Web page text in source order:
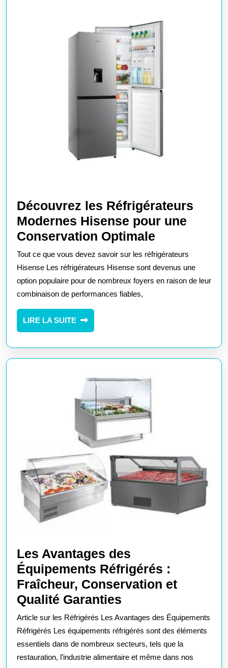
Découvrez les Réfrigérateurs
Modernes Hisense pour une
Conservation Optimale
les
Modernes
Optimale
Tout ce que vous devez savoir sur les réfrigérateurs
Hisense Les réfrigérateurs Hisense sont devenus une
option populaire pour de nombreux foyers en raison de leur
combinaison de performances fiables,
LIRE LA SUITE
LIRE
LA
Les Avantages des
Équipements Réfrigérés :
Fraîcheur, Conservation et
Qualité Garanties
Avantages
des
Équipements
Réfrigérés
Article sur les Réfrigérés Les Avantages des Équipements
Réfrigérés Les équipements réfrigérés sont des éléments
essentiels dans de nombreux secteurs, tels que la
restauration, l’industrie alimentaire et même dans nos